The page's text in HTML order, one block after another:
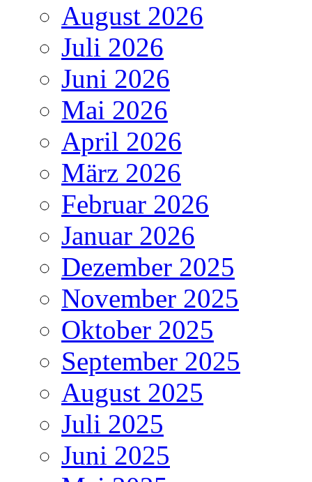
August 2026
Juli 2026
Juni 2026
Mai 2026
April 2026
März 2026
Februar 2026
Januar 2026
Dezember 2025
November 2025
Oktober 2025
September 2025
August 2025
Juli 2025
Juni 2025